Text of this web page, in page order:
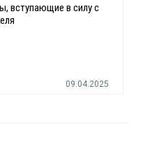
вступающие в силу с
09.04.2025